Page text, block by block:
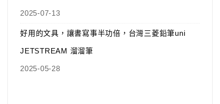
2025-07-13
好用的文具，讓書寫事半功倍，台灣三菱鉛筆uni
JETSTREAM 溜溜筆
2025-05-28